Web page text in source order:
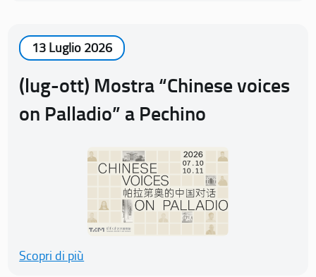
13 Luglio 2026
(lug-ott) Mostra “Chinese voices
on Palladio” a Pechino
Scopri di più